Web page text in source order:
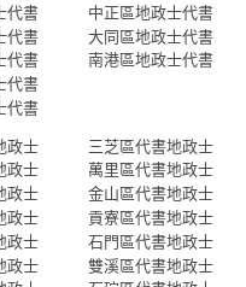
代書
代書
代書
代書
代書
中正區地政士代書
大同區地政士代書
南港區地政士代書
政士
政士
政士
政士
政士
政士
三芝區代書地政士
萬里區代書地政士
金山區代書地政士
貢寮區代書地政士
石門區代書地政士
雙溪區代書地政士